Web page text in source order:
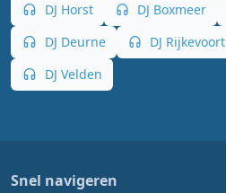
DJ Horst
DJ Boxmeer
DJ Deurne
DJ Rijkevoort
DJ Velden
Snel navigeren